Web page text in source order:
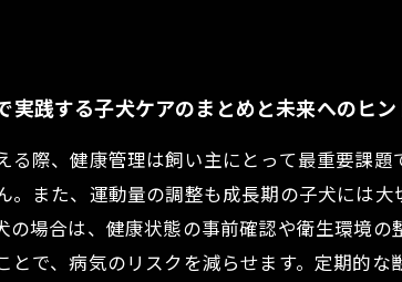
践する子犬ケアのまとめと未来へのヒン
際、健康管理は飼い主にとって最重要課
。また、運動量の調整も成長期の子犬には
場合は、健康状態の事前確認や衛生環境
で、病気のリスクを減らせます。定期的